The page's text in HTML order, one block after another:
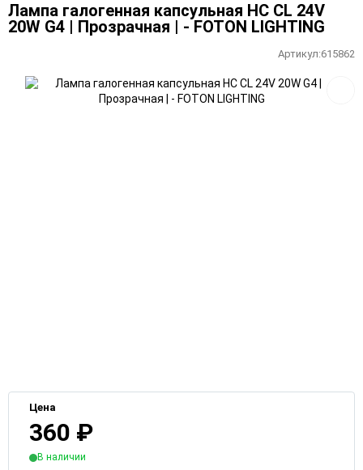
Лампа галогенная капсульная HC CL 24V
20W G4 | Прозрачная | - FOTON LIGHTING
Артикул:615862
Цена
360 ₽
В наличии